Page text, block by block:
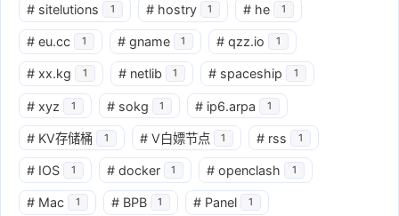
# sitelutions 1 # hostry 1 # he 1
# eu.cc 1 # gname 1 # qzz.io 1
# xx.kg 1 # netlib 1 # spaceship 1
# xyz 1 # sokg 1 # ip6.arpa 1
# KV存储桶 1 # V白嫖节点 1 # rss 1
# IOS 1 # docker 1 # openclash 1
# Mac 1 # BPB 1 # Panel 1